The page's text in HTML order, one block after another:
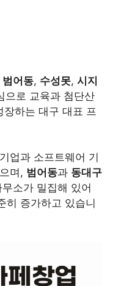
범어동, 수성못, 시지
으로 교육과 첨단산
하는 대구 대표 프
업과 소프트웨어 기
며, 범어동과 동대구
소가 밀집해 있어
히 증가하고 있습니